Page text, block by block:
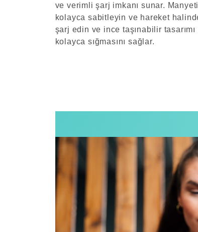
ve verimli şarj imkanı sunar.
kolayca sabitleyin ve hareket
şarj edin ve ince taşınabilir
kolayca sığmasını sağlar.